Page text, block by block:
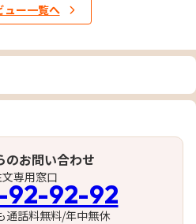
ュー一覧へ
のお問い合わせ
文専用窓口
92-92-92
通話料無料/年中無休